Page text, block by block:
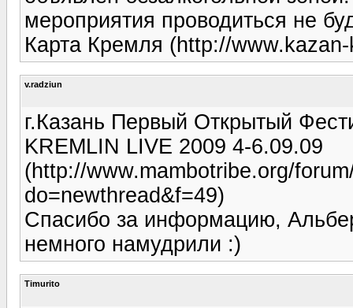
мероприятия проводиться не
Карта Кремля (http://
v.radziun
г.Казань Первый Открытый
KREMLIN LIVE 2009 4-6.09.09
(http://www.mambotribe.org/
do=newthread&f=49)
Спасибо за информацию,
немного намудрили :)
Timurito